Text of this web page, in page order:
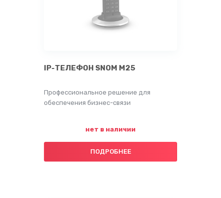
IP-ТЕЛЕФОН SNOM M25
нет в наличии
Профессиональное решение для
обеспечения бизнес-связи
ПОДРОБНЕЕ